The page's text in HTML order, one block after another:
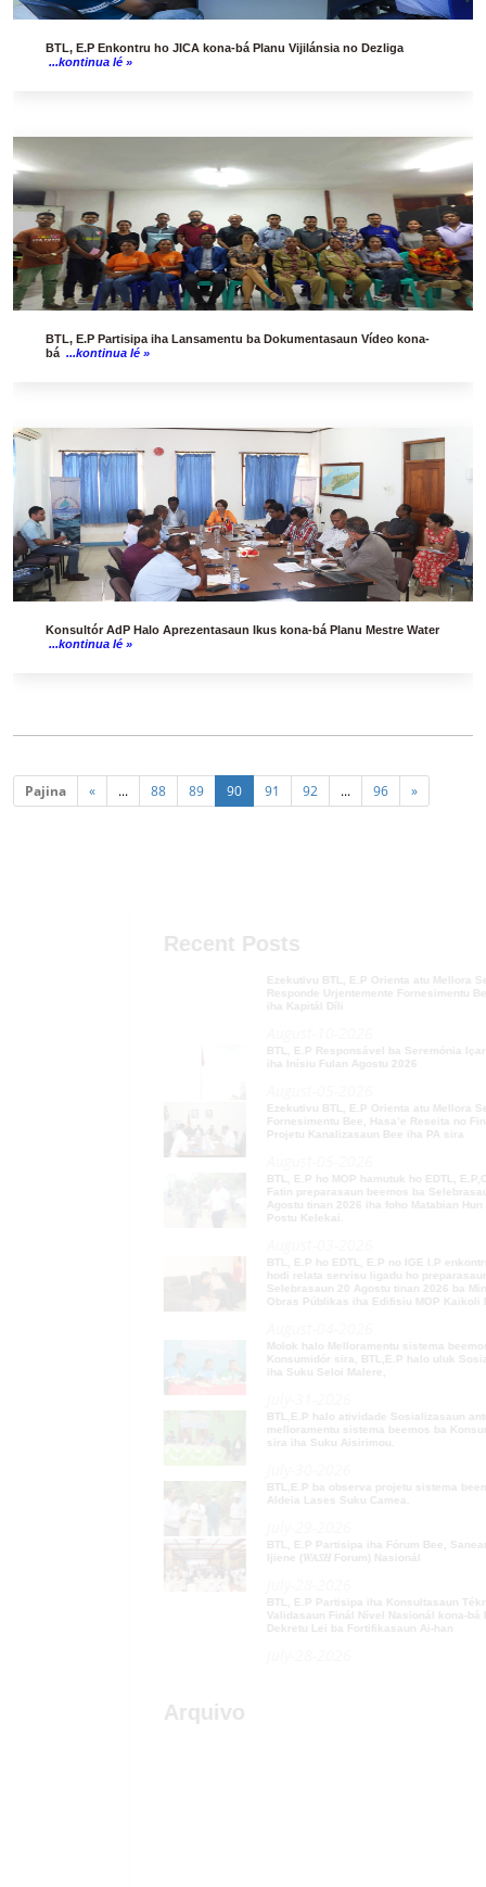
BTL, E.P Enkontru ho JICA kona-bá Planu Vijilánsia no Dezliga
...kontinua lé »
BTL, E.P Partisipa iha Lansamentu ba Dokumentasaun Vídeo kona-
bá ...kontinua lé »
Konsultór AdP Halo Aprezentasaun Ikus kona-bá Planu Mestre Water
...kontinua lé »
Pajina « ... 88 89 90 91 92 ... 96 »
Recent Posts
Ezekutivu BTL, E.P Orienta atu Mellora Servisu no
Responde Urjentemente Fornesimentu Bee Moos
BTL, E.P Responsável ba Seremónia Içar Bandeira
iha Inísiu Fulan Agostu 2026
Ezekutivu BTL, E.P Orienta atu Mellora Servisu
Fornesimentu Bee, Hasa’e Reseita no Finaliza
Projetu Kanalizasaun Bee iha PA sira
August-05-2026
BTL, E.P ho MOP hamutuk ho EDTL, E.P,Observa
Fatin preparasaun beemos ba Selebrasaun 20
Agostu tinan 2026 iha foho Matabian Hun area
BTL, E.P ho EDTL, E.P no IGE I.P enkontru ho MOP
hodi relata servisu ligadu ho preparasaun ba
Selebrasaun 20 Agostu tinan 2026 ba Ministro
Obras Públikas iha Edifisiu MOP Kaikoli Dili.
Molok halo Melloramentu sistema beemos ba
Konsumidór sira, BTL,E.P halo uluk Sosializasaun
BTL,E.P halo atividade Sosializasaun antes halo
melloramentu sistema beemos ba Konsumidór
July-30-2026
BTL,E.P ba observa projetu sistema beemos iha
Aldeia Lases Suku Camea.
BTL, E.P Partisipa iha Fórum Bee, Saneamentu no
Ijiene (𝑊𝐴𝑆𝐻 Forum) Nasionál
July-28-2026
BTL, E.P Partisipa iha Konsultasaun Téknika no
Validasaun Finál Nível Nasionál kona-bá Proposta
Dekretu Lei ba Fortifikasaun Ai-han